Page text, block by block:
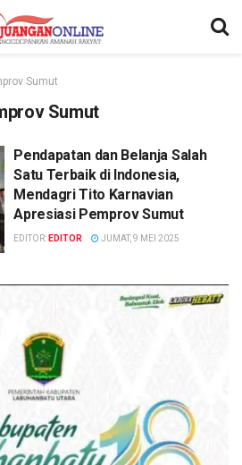
Sumut
Sumut
Pendapatan dan Belanja Salah
Satu Terbaik di Indonesia,
Mendagri Tito Karnavian
Apresiasi Pemprov Sumut
EDITOR: EDITOR JUMAT, 9 MEI 2025